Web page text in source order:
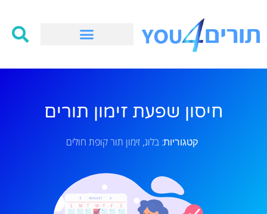
חיסון שפעת זימון תורים
קטגוריות: בלוג, זימון תור קופת חולים